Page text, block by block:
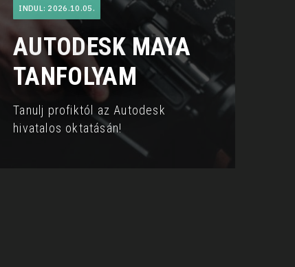
INDUL: 2026.10.05.
AUTODESK MAYA
TANFOLYAM
Tanulj profiktól az Autodesk
hivatalos oktatásán!